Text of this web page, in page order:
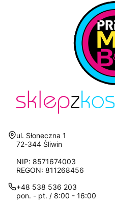
Adres:
ul. Słoneczna 1
72-344 Śliwin
NIP: 8571674003
REGON: 811268456
+48 538 536 203
pon. - pt. / 8:00 - 16:00